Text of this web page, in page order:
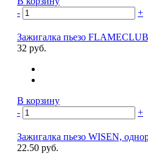
-
+
Зажигалка пьезо
32 руб.
В корзину
-
+
Зажигалка пьезо WISEN,
22.50 руб.